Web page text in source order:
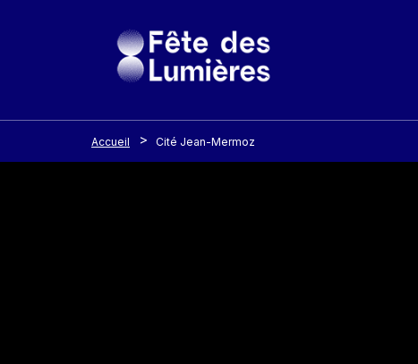
Accueil Cité Jean-Mermoz